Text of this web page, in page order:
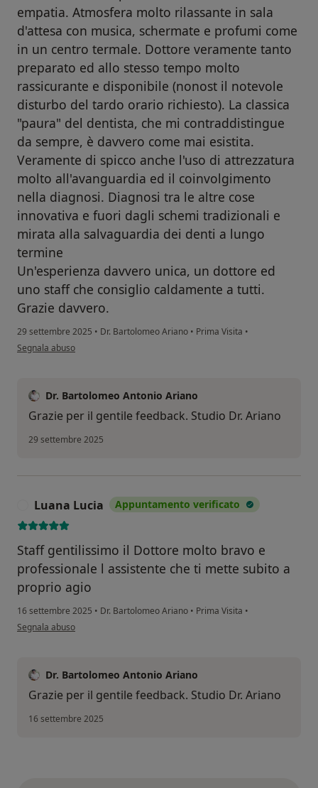
empatia. Atmosfera molto rilassante in sala
d'attesa con musica, schermate e profumi come
in un centro termale. Dottore veramente tanto
preparato ed allo stesso tempo molto
rassicurante e disponibile (nonost il notevole
disturbo del tardo orario richiesto). La classica
"paura" del dentista, che mi contraddistingue
da sempre, è davvero come mai esistita.
Veramente di spicco anche l'uso di attrezzatura
molto all'avanguardia ed il coinvolgimento
nella diagnosi. Diagnosi tra le altre cose
innovativa e fuori dagli schemi tradizionali e
mirata alla salvaguardia dei denti a lungo
termine
Un'esperienza davvero unica, un dottore ed
uno staff che consiglio caldamente a tutti.
Grazie davvero.
29 settembre 2025 • Dr. Bartolomeo Ariano • Prima Visita •
secondo l'opinione dell'utente M.M.
Segnala abuso
Dr. Bartolomeo Antonio Ariano
Grazie per il gentile feedback. Studio Dr. Ariano
29 settembre 2025
Luana Lucia Appuntamento verificato
Staff gentilissimo il Dottore molto bravo e
professionale l assistente che ti mette subito a
proprio agio
16 settembre 2025 • Dr. Bartolomeo Ariano • Prima Visita •
secondo l'opinione dell'utente Luana Lucia
Segnala abuso
Dr. Bartolomeo Antonio Ariano
Grazie per il gentile feedback. Studio Dr. Ariano
16 settembre 2025